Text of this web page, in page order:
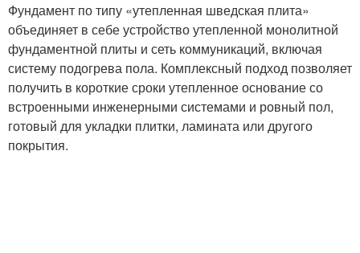
Фундамент по типу «утепленная шведская плита»
объединяет в себе устройство утепленной монолитной
фундаментной плиты и сеть коммуникаций, включая
систему подогрева пола. Комплексный подход позволяет
получить в короткие сроки утепленное основание со
встроенными инженерными системами и ровный пол,
готовый для укладки плитки, ламината или другого
покрытия.